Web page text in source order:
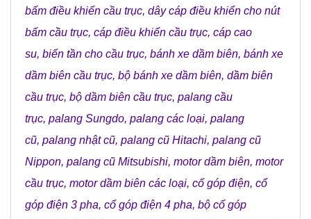
bấm điều khiển cầu trục, dây cáp điều khiển cho nút
bấm cầu trục, cáp điều khiển cầu trục, cáp cao
su, biến tần cho cầu trục, bánh xe dầm biên, bánh xe
dầm biên cầu trục, bộ bánh xe dầm biên, dầm biên
cầu trục, bộ dầm biên cầu trục, palang cầu
trục, palang Sungdo, palang các loại, palang
cũ, palang nhật cũ, palang cũ Hitachi, palang cũ
Nippon, palang cũ Mitsubishi, motor dầm biên, motor
cầu trục, motor dầm biên các loại, cổ góp điện, cổ
góp điện 3 pha, cổ góp điện 4 pha, bộ cổ góp